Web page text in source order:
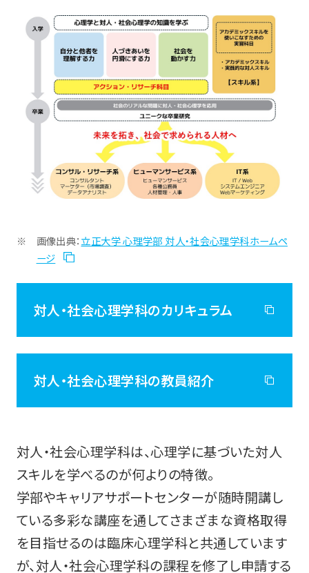
画像出典：立正大学 心理学部 対人・社会心理学科ホームペ
ージ
対人・社会心理学科のカリキュラム
対人・社会心理学科の教員紹介
対人・社会心理学科は、心理学に基づいた対人
スキルを学べるのが何よりの特徴。
学部やキャリアサポートセンターが随時開講し
ている多彩な講座を通してさまざまな資格取得
を目指せるのは臨床心理学科と共通しています
が、対人・社会心理学科の課程を修了し申請する